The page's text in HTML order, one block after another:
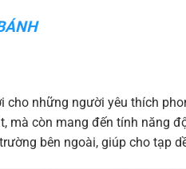
cho những người yêu thích
mà còn mang đến tính năng
bên ngoài, giúp cho tạp